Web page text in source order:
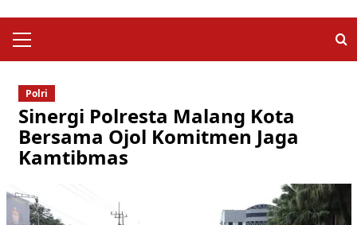
Menu
Polri
Sinergi Polresta Malang Kota
Bersama Ojol Komitmen Jaga
Kamtibmas